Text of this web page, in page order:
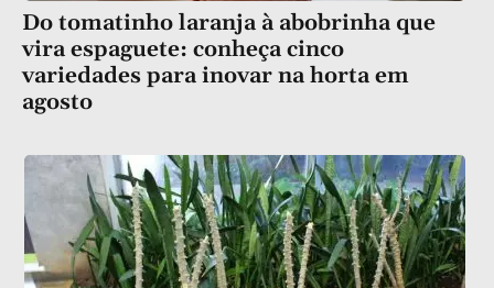
Do tomatinho laranja à abobrinha que
vira espaguete: conheça cinco
variedades para inovar na horta em
agosto